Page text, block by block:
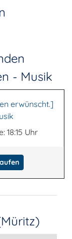
- Musik
erwünscht.]
18:15 Uhr